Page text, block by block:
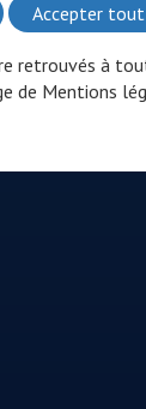
Accepter tout
retrouvés à
de Mentions